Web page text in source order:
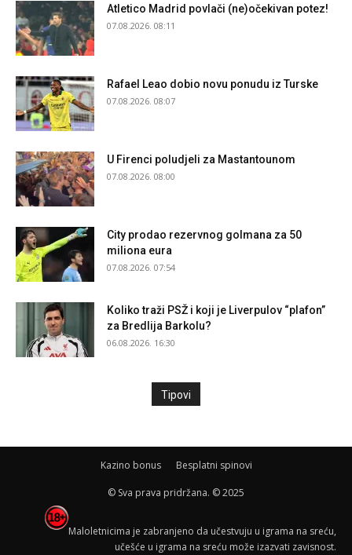
Atletico Madrid povlači (ne)očekivan potez!
07.08.2026. 08:11
Rafael Leao dobio novu ponudu iz Turske
07.08.2026. 08:07
U Firenci poludjeli za Mastantounom
07.08.2026. 08:00
City prodao rezervnog golmana za 50
miliona eura
07.08.2026. 07:54
Koliko traži PSŽ i koji je Liverpulov “plafon”
za Bredlija Barkolu?
06.08.2026. 16:30
Tipovi
Kazino bonus Besplatni spinovi
© Sva prava pridržana. © 2025
Maloletnicima je zabranjeno da učestvuju u igrama na sreću,
učešće u igrama na sreću može izazvati zavisnost.